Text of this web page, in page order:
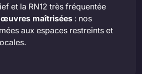
et la RN12 très fréquentée
maîtrisées : nos
aux espaces restreints et